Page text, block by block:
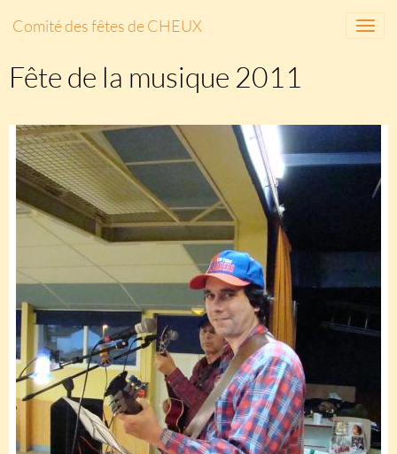
Comité des fêtes de CHEUX
Fête de la musique 2011